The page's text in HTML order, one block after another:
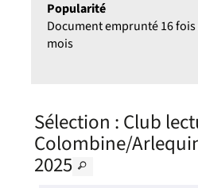
Popularité
Document emprunté 16
mois
Sélection : Club
Colombine/
2025